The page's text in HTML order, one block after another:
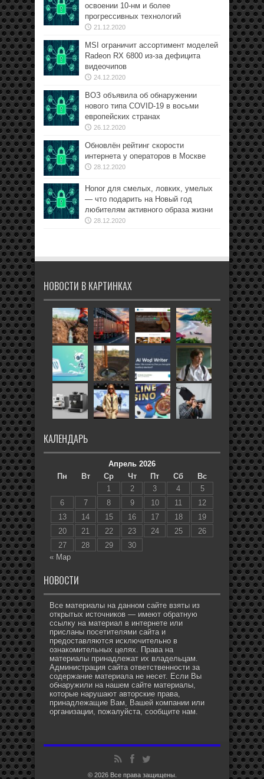
освоении 10-нм и более
прогрессивных технологий
21.12.2020
MSI ограничит ассортимент моделей
Radeon RX 6800 из-за дефицита
видеочипов
24.12.2020
ВОЗ объявила об обнаружении
нового типа COVID-19 в восьми
европейских странах
26.12.2020
Обновлён рейтинг скорости
интернета у операторов в Москве
28.12.2020
Honor для смелых, ловких, умелых
— что подарить на Новый год
любителям активного образа жизни
28.12.2020
НОВОСТИ В КАРТИНКАХ
КАЛЕНДАРЬ
Апрель 2026
Пн
Вт Ср Чт Пт Сб
Вс
1
2 3 4
5
6
7 8 9 10 11
12
13
14 15 16 17 18
19
20
21 22 23 24 25
26
27
28 29
30
« Мар
НОВОСТИ
Все материалы на данном сайте взяты из
открытых источников — имеют обратную
ссылку на материал в интернете или
присланы посетителями сайта и
предоставляются исключительно в
ознакомительных целях. Права на
материалы принадлежат их владельцам.
Администрация сайта ответственности за
содержание материала не несет. Если Вы
обнаружили на нашем сайте материалы,
которые нарушают авторские права,
принадлежащие Вам, Вашей компании или
организации, пожалуйста, сообщите нам.
© 2026 Все права защищены.